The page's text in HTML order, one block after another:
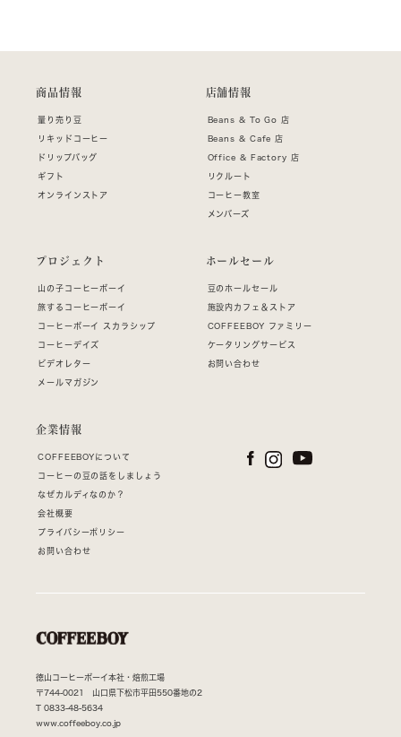
商品情報
量り売り豆
リキッドコーヒー
ドリップバッグ
ギフト
オンラインストア
店舗情報
Beans & To Go 店
Beans & Cafe 店
Office & Factory 店
リクルート
コーヒー教室
メンバーズ
プロジェクト
山の子コーヒーボーイ
旅するコーヒーボーイ
コーヒーボーイ スカラシップ
コーヒーデイズ
ビデオレター
メールマガジン
ホールセール
豆のホールセール
施設内カフェ＆ストア
COFFEEBOY ファミリー
ケータリングサービス
お問い合わせ
企業情報
COFFEEBOYについて
コーヒーの豆の話をしましょう
なぜカルディなのか？
会社概要
プライバシーポリシー
お問い合わせ
徳山コーヒーボーイ本社・焙煎工場
〒744-0021 山口県下松市平田550番地の2
T 0833-48-5634
www.coffeeboy.co.jp